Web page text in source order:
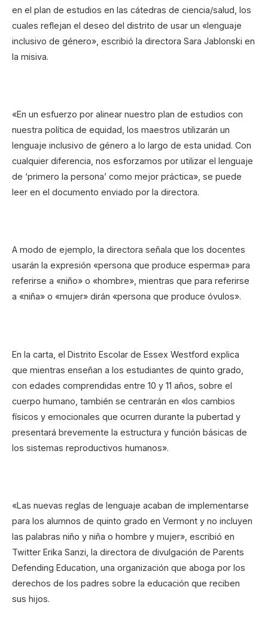
en el plan de estudios en las cátedras de ciencia/salud, los
cuales reflejan el deseo del distrito de usar un «lenguaje
inclusivo de género», escribió la directora Sara Jablonski en
la misiva.
«En un esfuerzo por alinear nuestro plan de estudios con
nuestra política de equidad, los maestros utilizarán un
lenguaje inclusivo de género a lo largo de esta unidad. Con
cualquier diferencia, nos esforzamos por utilizar el lenguaje
de ‘primero la persona’ como mejor práctica», se puede
leer en el documento enviado por la directora.
A modo de ejemplo, la directora señala que los docentes
usarán la expresión «persona que produce esperma» para
referirse a «niño» o «hombre», mientras que para referirse
a «niña» o «mujer» dirán «persona que produce óvulos».
En la carta, el Distrito Escolar de Essex Westford explica
que mientras enseñan a los estudiantes de quinto grado,
con edades comprendidas entre 10 y 11 años, sobre el
cuerpo humano, también se centrarán en «los cambios
físicos y emocionales que ocurren durante la pubertad y
presentará brevemente la estructura y función básicas de
los sistemas reproductivos humanos».
«Las nuevas reglas de lenguaje acaban de implementarse
para los alumnos de quinto grado en Vermont y no incluyen
las palabras niño y niña o hombre y mujer», escribió en
Twitter Erika Sanzi, la directora de divulgación de Parents
Defending Education, una organización que aboga por los
derechos de los padres sobre la educación que reciben
sus hijos.